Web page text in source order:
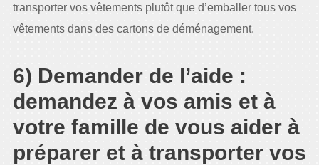
transporter vos vêtements plutôt que d’emballer tous vos
vêtements dans des cartons de déménagement.
6) Demander de l’aide :
demandez à vos amis et à
votre famille de vous aider à
préparer et à transporter vos